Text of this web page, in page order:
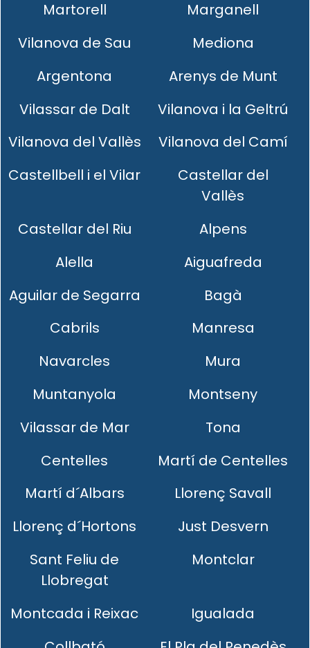
Martorell
Marganell
Vilanova de Sau
Mediona
Argentona
Arenys de Munt
Vilassar de Dalt
Vilanova i la Geltrú
Vilanova del Vallès
Vilanova del Camí
Castellbell i el Vilar
Castellar del
Vallès
Castellar del Riu
Alpens
Alella
Aiguafreda
Aguilar de Segarra
Bagà
Cabrils
Manresa
Navarcles
Mura
Muntanyola
Montseny
Vilassar de Mar
Tona
Centelles
Martí de Centelles
Martí d´Albars
Llorenç Savall
Llorenç d´Hortons
Just Desvern
Sant Feliu de
Llobregat
Montclar
Montcada i Reixac
Igualada